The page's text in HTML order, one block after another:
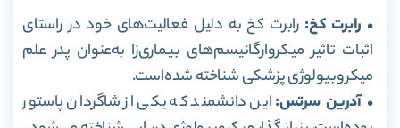
• رابرت کخ: رابرت کخ به دلیل فعالیت‌های خود در راستای
اثبات تاثیر میکروارگانیسم‌های بیماری‌زا به‌عنوان پدر علم
میکروبیولوژی پزشکی شناخته شده‌است.
• آدرین سرتس:این دانشمند که یکی از شاگردان پاستور